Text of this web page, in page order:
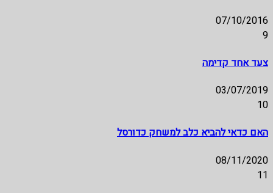
07/10/2016
9
צעד אחד קדימה
03/07/2019
10
האם כדאי להביא כלב למשחק כדורסל
08/11/2020
11